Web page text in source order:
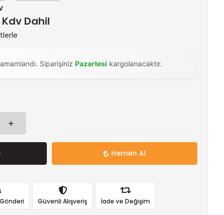
Kdv Dahil
Siparişiniz Pazartesi kargolanacaktır.
Hemen Al
Gönderi Güvenli Alışveriş İade ve Değişim